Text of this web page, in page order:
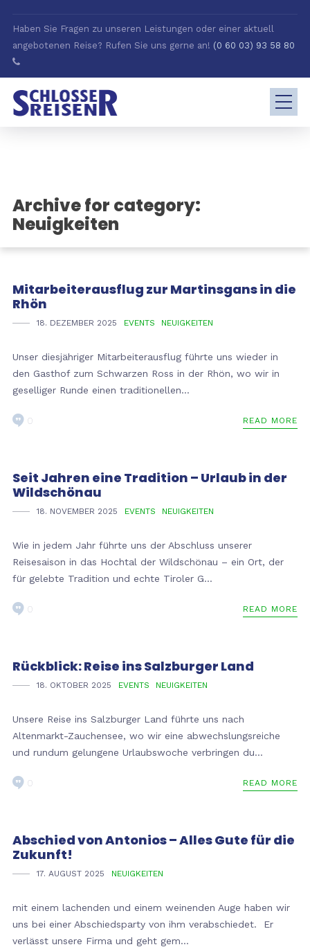
Haben Sie Fragen zu unseren Leistungen oder einer aktuell
angebotenen Reise? Rufen Sie uns gerne an! (0 60 03) 93 58 80
Archive for category:
Neuigkeiten
Mitarbeiterausflug zur Martinsgans in die
Rhön
18. DEZEMBER 2025 EVENTS NEUIGKEITEN
Unser diesjähriger Mitarbeiterausflug führte uns wieder in
den Gasthof zum Schwarzen Ross in der Rhön, wo wir in
geselliger Runde einen traditionellen...
READ MORE
0
Seit Jahren eine Tradition – Urlaub in der
Wildschönau
18. NOVEMBER 2025 EVENTS NEUIGKEITEN
Wie in jedem Jahr führte uns der Abschluss unserer
Reisesaison in das Hochtal der Wildschönau – ein Ort, der
für gelebte Tradition und echte Tiroler G...
READ MORE
0
Rückblick: Reise ins Salzburger Land
18. OKTOBER 2025 EVENTS NEUIGKEITEN
Unsere Reise ins Salzburger Land führte uns nach
Altenmarkt-Zauchensee, wo wir eine abwechslungsreiche
und rundum gelungene Urlaubswoche verbringen du...
READ MORE
0
Abschied von Antonios – Alles Gute für die
Zukunft!
17. AUGUST 2025 NEUIGKEITEN
mit einem lachenden und einem weinenden Auge haben wir
uns bei einer Abschiedsparty von ihm verabschiedet. Er
verlässt unsere Firma und geht gem...